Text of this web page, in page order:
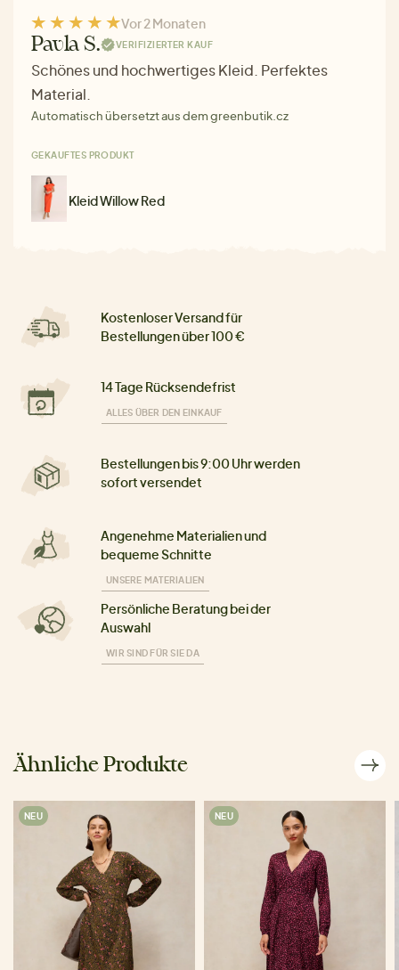
Vor 2 Monaten
Pavla S. VERIFIZIERTER KAUF
Schönes und hochwertiges Kleid. Perfektes
Material.
Automatisch übersetzt aus dem greenbutik.cz
GEKAUFTES PRODUKT
Kleid Willow Red
Kostenloser Versand für
Bestellungen über 100 €
14 Tage Rücksendefrist
ALLES ÜBER DEN EINKAUF
Bestellungen bis 9:00 Uhr werden
sofort versendet
Angenehme Materialien und
bequeme Schnitte
UNSERE MATERIALIEN
Persönliche Beratung bei der
Auswahl
WIR SIND FÜR SIE DA
Ähnliche Produkte
NEU NEU